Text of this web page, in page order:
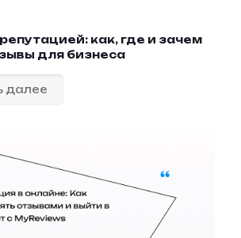
как, где и зачем
для бизнеса
далее